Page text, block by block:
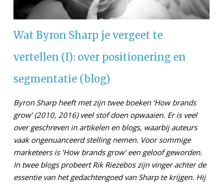
Wat Byron Sharp je vergeet te
vertellen (I): over positionering en
segmentatie (blog)
Byron Sharp heeft met zijn twee boeken ‘How brands
grow’ (2010, 2016) veel stof doen opwaaien. Er is veel
over geschreven in artikelen en blogs, waarbij auteurs
vaak ongenuanceerd stelling nemen. Voor sommige
marketeers is ‘How brands grow’ een geloof geworden.
In twee blogs probeert Rik Riezebos zijn vinger achter de
essentie van het gedachtengoed van Sharp te krijgen. Hij